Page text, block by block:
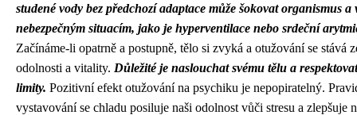
studené vody bez předchozí adaptace může šokovat organismus a
nebezpečným situacím, jako je hyperventilace nebo srdeční
Začínáme-li opatrně a postupně, tělo si zvyká a otužování se stává
odolnosti a vitality. Důležité je naslouchat svému tělu a
limity. Pozitivní efekt otužování na psychiku je nepopiratelný.
vystavování se chladu posiluje naši odolnost vůči stresu a zlepšuje